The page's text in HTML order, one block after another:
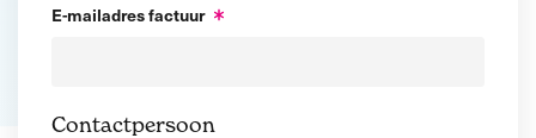
E-mailadres factuur
Contactpersoon